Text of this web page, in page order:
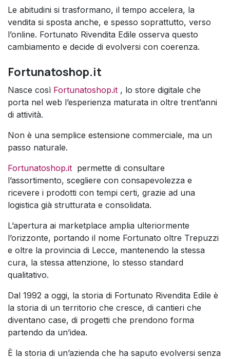
Le abitudini si trasformano, il tempo accelera, la
vendita si sposta anche, e spesso soprattutto, verso
l’online. Fortunato Rivendita Edile osserva questo
cambiamento e decide di evolversi con coerenza.
Fortunatoshop.it
Nasce così Fortunatoshop.it , lo store digitale che
porta nel web l’esperienza maturata in oltre trent’anni
di attività.
Non è una semplice estensione commerciale, ma un
passo naturale.
Fortunatoshop.it permette di consultare
l’assortimento, scegliere con consapevolezza e
ricevere i prodotti con tempi certi, grazie ad una
logistica già strutturata e consolidata.
L’apertura ai marketplace amplia ulteriormente
l’orizzonte, portando il nome Fortunato oltre Trepuzzi
e oltre la provincia di Lecce, mantenendo la stessa
cura, la stessa attenzione, lo stesso standard
qualitativo.
Dal 1992 a oggi, la storia di Fortunato Rivendita Edile è
la storia di un territorio che cresce, di cantieri che
diventano case, di progetti che prendono forma
partendo da un’idea.
È la storia di un’azienda che ha saputo evolversi senza